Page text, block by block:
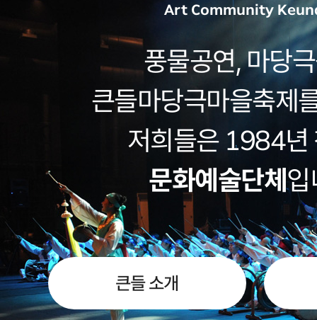
Art Community
풍물공연, 마당
큰들마당극마을축제
저희들은 1984년
문화예술단체입
큰들 소개